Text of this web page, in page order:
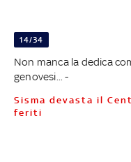
14/34
Non manca la dedica
genovesi... -
Sisma devasta il Centro Italia: decine tra morti e
feriti